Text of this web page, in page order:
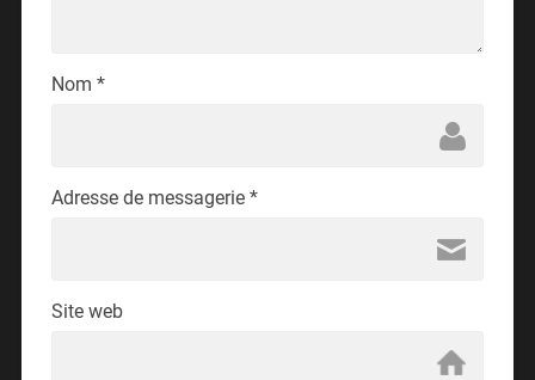
Nom *
Adresse de messagerie *
Site web